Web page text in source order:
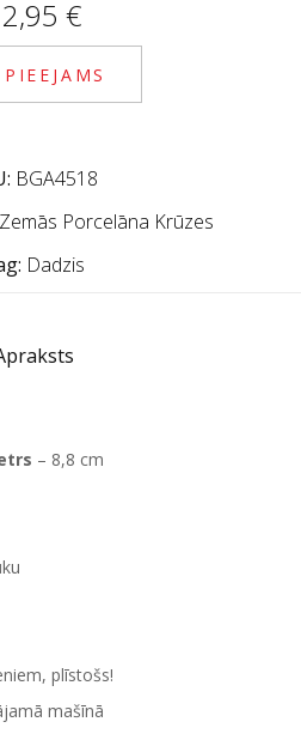
€
BGA4518
Porcelāna Krūzes
Dadzis
– 8,8 cm
plīstošs!
mašīnā